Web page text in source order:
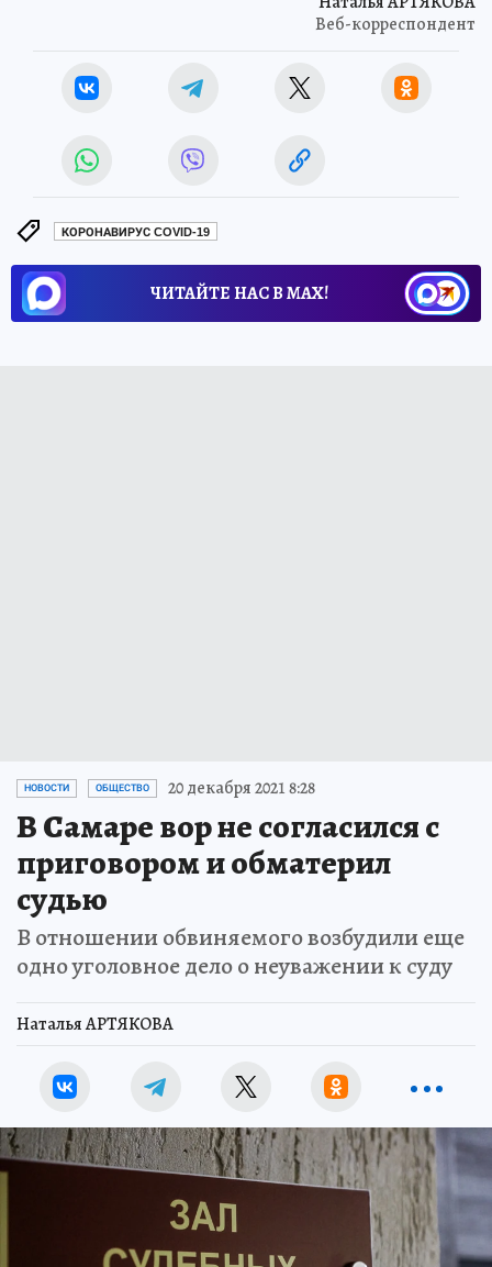
Веб-корреспондент
КОРОНАВИРУС COVID-19
ЧИТАЙТЕ НАС В МАХ!
НОВОСТИ ОБЩЕСТВО 20 декабря 2021 8:28
В Самаре вор не согласился с
приговором и обматерил
судью
В отношении обвиняемого возбудили еще
одно уголовное дело о неуважении к суду
Наталья АРТЯКОВА